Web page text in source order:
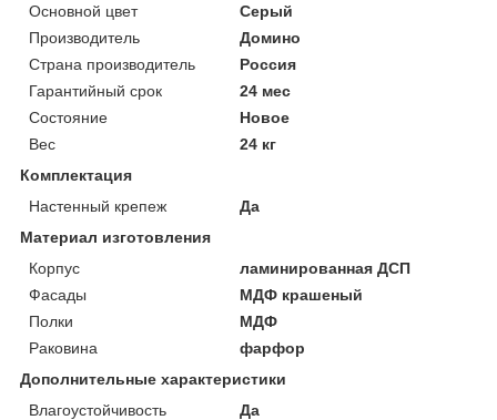
Основной цвет
Серый
Производитель
Домино
Страна производитель
Россия
Гарантийный срок
24 мес
Состояние
Новое
Вес
24 кг
Комплектация
Настенный крепеж
Да
Материал изготовления
Корпус
ламинированная ДСП
Фасады
МДФ крашеный
Полки
МДФ
Раковина
фарфор
Дополнительные характеристики
Влагоустойчивость
Да